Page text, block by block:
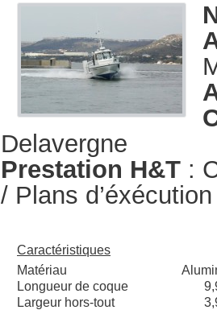
Delavergne
Prestation H&T :
/ Plans
Caractéristiques
Matériau
Longueur de coque
Largeur hors-tout